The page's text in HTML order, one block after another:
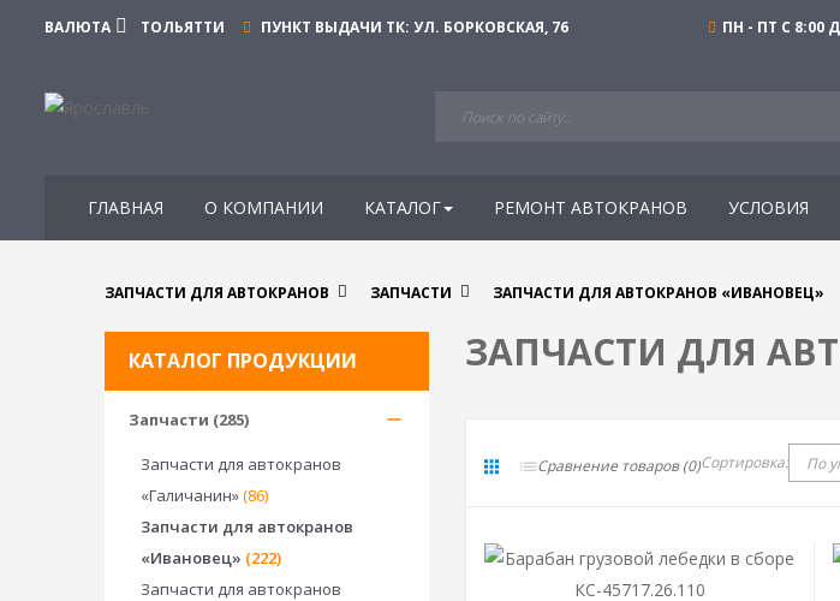
ВАЛЮТА ТОЛЬЯТТИ ПУНКТ ВЫДАЧИ ТК: УЛ. БОРКОВСКАЯ, 76 ПН - ПТ С 8:00
ГЛАВНАЯ О КОМПАНИИ КАТАЛОГ РЕМОНТ АВТОКРАНОВ УСЛОВИЯ
ЗАПЧАСТИ ДЛЯ АВТОКРАНОВ ЗАПЧАСТИ ЗАПЧАСТИ ДЛЯ АВТОКРАНОВ «ИВАНОВЕЦ»
КАТАЛОГ ПРОДУКЦИИ
Запчасти (285)
Запчасти для автокранов
«Галичанин»(86)
Запчасти для автокранов
«Ивановец» (222)
Запчасти для автокранов
ЗАПЧАСТИ ДЛЯ
Сравнение товаров (0)Сортировка: